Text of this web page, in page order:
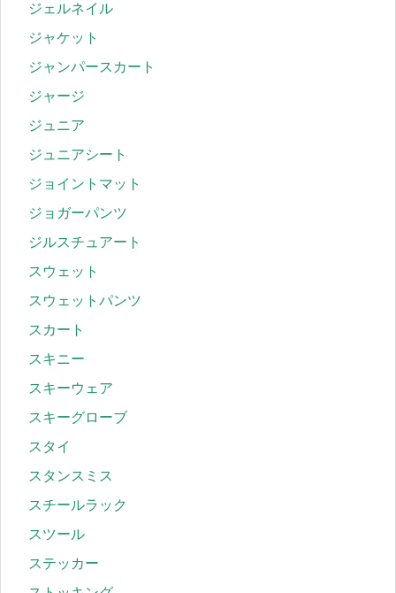
ジェルネイル
ジャケット
ジャンパースカート
ジャージ
ジュニア
ジュニアシート
ジョイントマット
ジョガーパンツ
ジルスチュアート
スウェット
スウェットパンツ
スカート
スキニー
スキーウェア
スキーグローブ
スタイ
スタンスミス
スチールラック
スツール
ステッカー